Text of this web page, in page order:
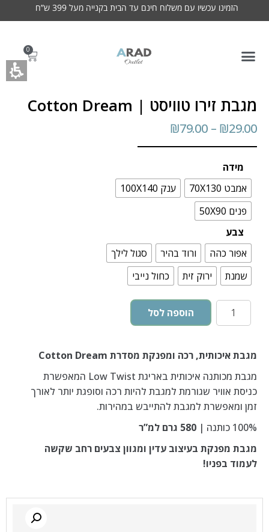
הזמינו עכשיו עם משלוח חינם עד הבית בקנייה מעל 399 ש”ח
0
מגבת זירו טוויסט | Cotton Dream
₪29.00
–
₪79.00
מידה
אמבט 70X130
ענק 100X140
פנים 50X90
צבע
אפור כהה
ורוד בהיר
סגול לילך
שמנת
ירוק זית כחול נייבי
הוספה לסל
מגבת איכותית, רכה ומפנקת מסדרת Cotton Dream
מגבת מכותנה איכותית באריגת Low Twist המאפשרת
כניסת אוויר שגורמת למגבת להיות רכה וסופגת יותר לאורך
זמן ומאפשרת למגבת להתייבש במהירות.
100% כותנה |
580 גרם למ”ר
מגבת מפנקת בעיצוב עדין ומגוון צבעים רחב שקשה
לעמוד בפניו!